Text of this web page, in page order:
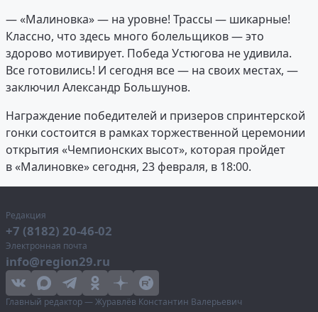
— «Малиновка» — на уровне! Трассы — шикарные!
Классно, что здесь много болельщиков — это
здорово мотивирует. Победа Устюгова не удивила.
Все готовились! И сегодня все — на своих местах, —
заключил Александр Большунов.
Награждение победителей и призеров спринтерской
гонки состоится в рамках торжественной церемонии
открытия «Чемпионских высот», которая пройдет
в «Малиновке» сегодня, 23 февраля, в 18:00.
Редакция
+7 (8182) 20-46-02
Электронная почта
info@region29.ru
Главный редактор — Журавлёв Константин Валерьевич